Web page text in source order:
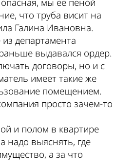
что труба висит на
Галина Ивановна.
департамента
выдавался ордер.
договоры, но и с
имеет такие же
помещением.
просто зачем-то
и полом в квартире
надо выяснять, где
а за что